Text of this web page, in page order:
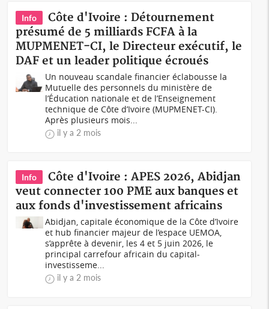
Info
Côte d'Ivoire : Détournement
présumé de 5 milliards FCFA à la
MUPMENET-CI, le Directeur exécutif, le
DAF et un leader politique écroués
Un nouveau scandale financier éclabousse la
Mutuelle des personnels du ministère de
l’Éducation nationale et de l’Enseignement
technique de Côte d’Ivoire (MUPMENET-CI).
Après plusieurs mois...
il y a 2 mois
Info
Côte d'Ivoire : APES 2026, Abidjan
veut connecter 100 PME aux banques et
aux fonds d'investissement africains
Abidjan, capitale économique de la Côte d’Ivoire
et hub financier majeur de l’espace UEMOA,
s’apprête à devenir, les 4 et 5 juin 2026, le
principal carrefour africain du capital-
investisseme...
il y a 2 mois